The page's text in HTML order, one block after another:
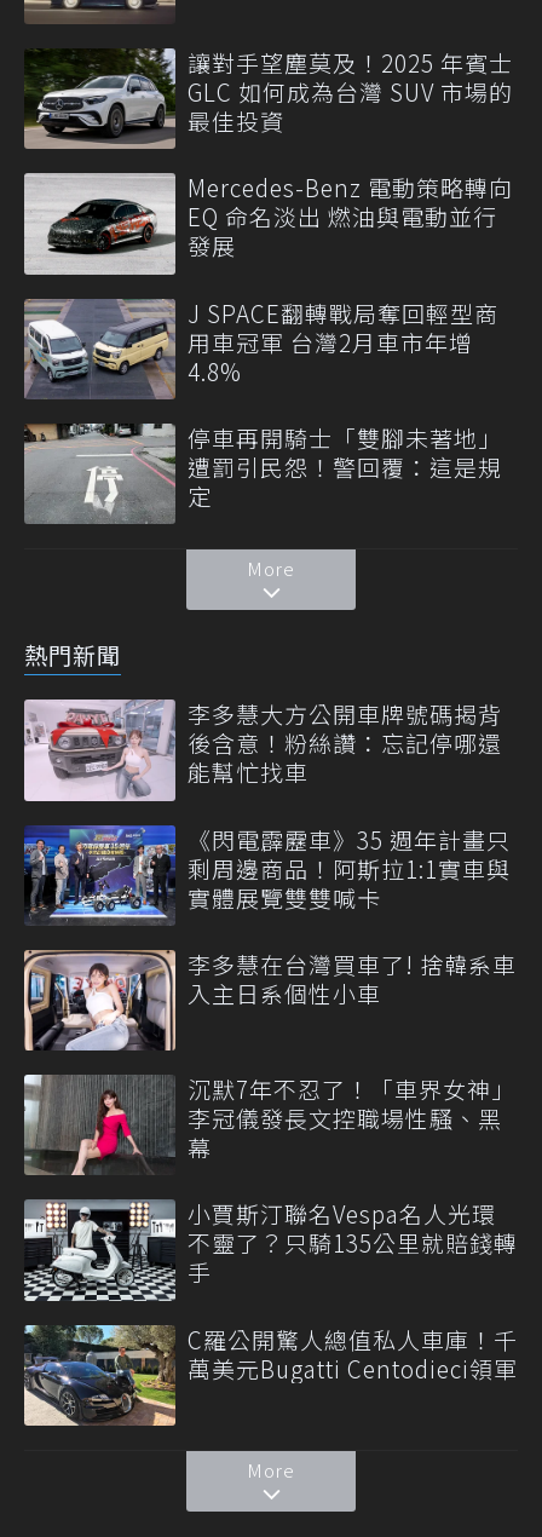
讓對手望塵莫及！2025 年賓士
GLC 如何成為台灣 SUV 市場的
最佳投資
Mercedes-Benz 電動策略轉向
EQ 命名淡出 燃油與電動並行
發展
J SPACE翻轉戰局奪回輕型商
用車冠軍 台灣2月車市年增
4.8%
停車再開騎士「雙腳未著地」
遭罰引民怨！警回覆：這是規
定
More
熱門新聞
李多慧大方公開車牌號碼揭背
後含意！粉絲讚：忘記停哪還
能幫忙找車
《閃電霹靂車》35 週年計畫只
剩周邊商品！阿斯拉1:1實車與
實體展覽雙雙喊卡
李多慧在台灣買車了! 捨韓系車
入主日系個性小車
沉默7年不忍了！「車界女神」
李冠儀發長文控職場性騷、黑
幕
小賈斯汀聯名Vespa名人光環
不靈了？只騎135公里就賠錢轉
手
C羅公開驚人總值私人車庫！千
萬美元Bugatti Centodieci領軍
More